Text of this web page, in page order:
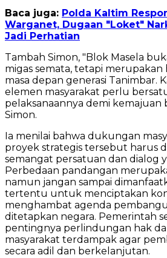
Baca juga: Polda Kaltim
Warganet, Dugaan "Loket"
Jadi Perhatian
Tambah Simon, "Blok Masela
migas semata, tetapi merupakan
masa depan generasi Tanimbar.
elemen masyarakat perlu
pelaksanaannya demi kemajuan
Simon.
Ia menilai bahwa dukungan
proyek strategis tersebut harus
semangat persatuan dan dialog
Perbedaan pandangan
namun jangan sampai
tertentu untuk menciptakan
menghambat agenda
ditetapkan negara. Pemerintah
pentingnya perlindungan hak
masyarakat terdampak agar
secara adil dan berkelanjutan.